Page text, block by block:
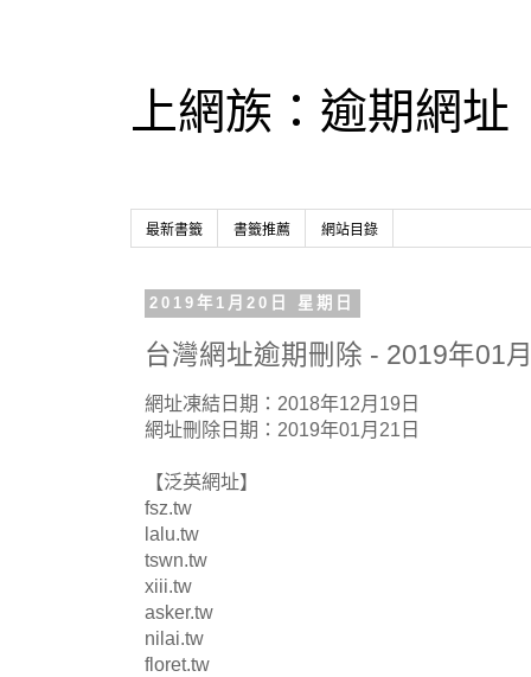
上網族：逾期網址
最新書籤 書籤推薦 網站目錄
2019年1月20日 星期日
台灣網址逾期刪除 - 2019年01
網址凍結日期：2018年12月19日
網址刪除日期：2019年01月21日
【泛英網址】
fsz.tw
lalu.tw
tswn.tw
xiii.tw
asker.tw
nilai.tw
floret.tw